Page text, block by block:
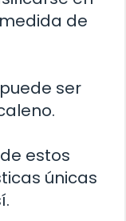
de
ser
estos
únicas